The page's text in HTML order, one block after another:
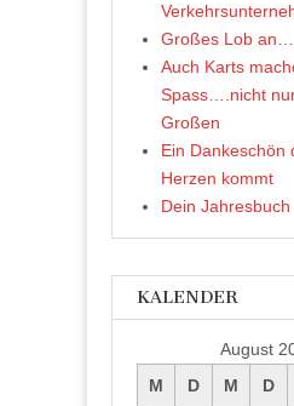
Großes Lob an….
Auch Karts
Spass….nicht
Großen
Ein Dankeschön
Herzen kommt
Dein Jahresbuch
KALENDER
August
M
D M D